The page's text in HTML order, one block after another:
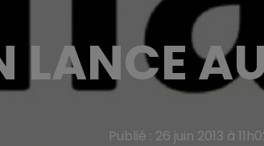
Publié : 26 juin 2013 à